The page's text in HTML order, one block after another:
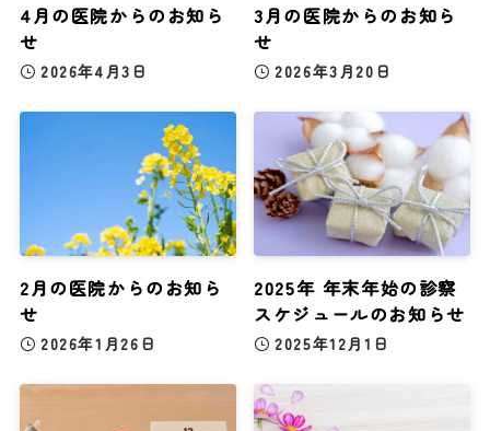
4月の医院からのお知ら
せ
2026年4月3日
3月の医院からのお知ら
せ
2026年3月20日
2月の医院からのお知ら
せ
2026年1月26日
2025年 年末年始の診察
スケジュールのお知らせ
2025年12月1日